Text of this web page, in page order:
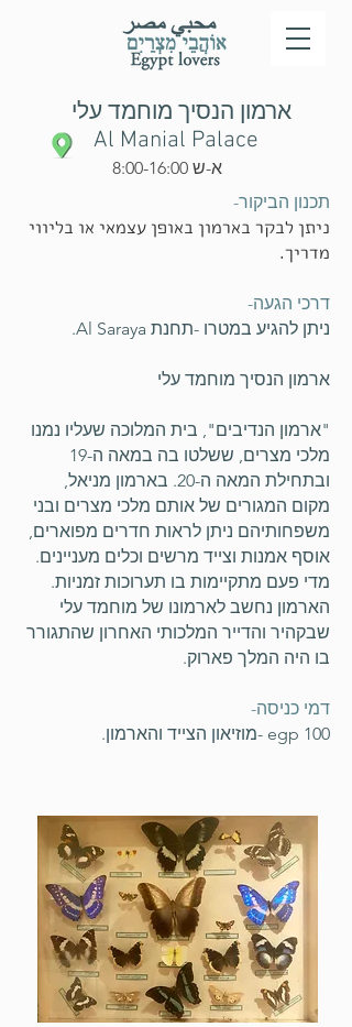
ארמון הנסיך מוחמד עלי
א-ש 8:00-16:00
תכנון הביקור-
ניתן לבקר בארמון באופן עצמאי או בליווי
מדריך.
דרכי הגעה-
ניתן להגיע במטרו -תחנת Al Saraya.
ארמון הנסיך מוחמד עלי
"ארמון הנדיבים", בית המלוכה שעליו נמנו
מלכי מצרים, ששלטו בה במאה ה-19
ובתחילת המאה ה-20. בארמון מניאל,
מקום המגורים של אותם מלכי מצרים ובני
משפחותיהם ניתן לראות חדרים מפוארים,
אוסף אמנות וצייד מרשים וכלים מעניינים.
מדי פעם מתקיימות בו תערוכות זמניות.
הארמון נחשב לארמונו של מוחמד עלי
שבקהיר והדייר המלכותי האחרון שהתגורר
בו היה המלך פארוק.
דמי כניסה-
100 egp -מוזיאון הצייד והארמון.